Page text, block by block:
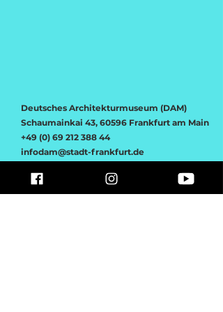
Deutsches Architekturmuseum (DAM)
Schaumainkai 43, 60596 Frankfurt am Main
+49 (0) 69 212 388 44
infodam@stadt-frankfurt.de
© 2020 by Deutsches Architekturmuseum